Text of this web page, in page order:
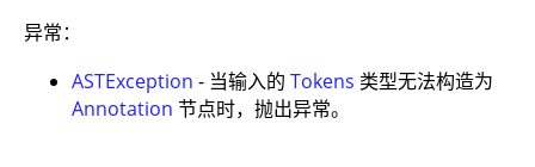
异常：
ASTException - 当输入的 Tokens 类型无法构造为
Annotation 节点时，抛出异常。